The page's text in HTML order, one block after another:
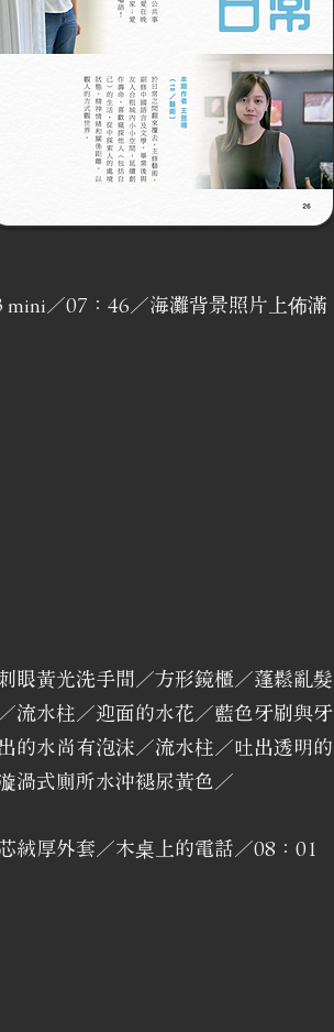
／07：46／海灘背景照片上佈滿
眼黃光洗手間／方形鏡櫃／蓬鬆亂髮
流水柱／迎面的水花／藍色牙刷與牙
的水尚有泡沫／流水柱／吐出透明的
渦式廁所水沖褪尿黃色／
絨厚外套／木桌上的電話／08：01